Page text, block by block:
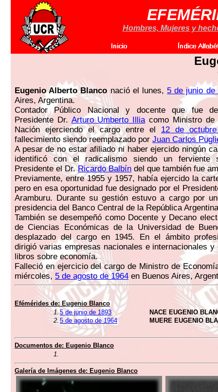
Hombres, Mujeres y
Eugenio Alberto Blanco nació el lunes, 5 de junio de
Aires, Argentina.
Contador Público Nacional y docente que fue
Presidente Dr. Arturo Umberto Illiacomo Ministro de
Nación ejerciendo el cargo entre el 12 de
fallecimiento siendo reemplazado por Juan Carlos
A pesar de no estar afiliado ni haber ejercido ningún
identificó con el radicalismo siendo un ferviente
Presidente el Dr.Ricardo Balbín del que también fue
Previamente, entre 1955 y 1957, había ejercido la
pero en esa oportunidad fue designado por el
Aramburu. Durante su gestión estuvo a cargo por
presidencia del Banco Central de la República
También se desempeñó como Docente y Decano
de Ciencias Económicas de la Universidad de
desplazado del cargo en 1945. En el ámbito
dirigió varias empresas nacionales e internacionales y
libros sobre economía.
Falleció en ejercicio del cargo de Ministro de
miércoles, 5 de agosto de 1964 en Buenos Aires,
Efémérides de: Eugenio Blanco
1.5 de junio de 1893
NACE EUGENIO
2.5 de agosto de 1964 MUERE EUGENIO
Documentos de: Eugenio Blanco
1.
Galería de Imágenes de: Eugenio Blanco